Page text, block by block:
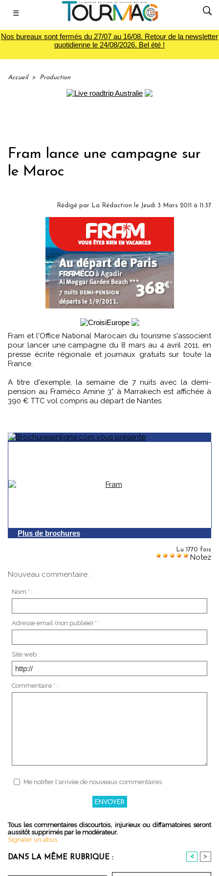
☰
Nos bureaux sont fermés du 27/07 au 16/08. Retour de la newsletter
quotidienne le 24/08/2026. Bel été !
Accueil > Production
Fram lance une campagne sur
le Maroc
Rédigé par La Rédaction le Jeudi 3 Mars 2011 à 11:37
Fram et l'Office National Marocain du tourisme s'associent
pour lancer une campagne du 8 mars au 4 avril 2011, en
presse écrite régionale et journaux gratuits sur toute la
France.
A titre d'exemple, la semaine de 7 nuits avec la demi-
pension au Framéco Amine 3* à Marrakech est affichée à
390 € TTC vol compris au départ de Nantes.
Plus de brochures
Lu 1770 fois
Notez
Nouveau commentaire :
Nom * :
Adresse email (non publiée) * :
Site web :
Commentaire * :
Me notifier l'arrivée de nouveaux commentaires
Tous les commentaires discourtois, injurieux ou diffamatoires seront
aussitôt supprimés par le modérateur.
Signaler un abus
DANS LA MÊME RUBRIQUE : < >